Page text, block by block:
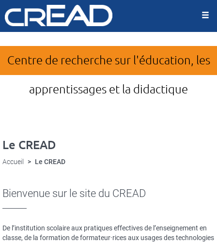
Panneau de gestion des cookies
au
contenu
Centre de recherche sur l'éducation, les
apprentissages et la didactique
Le CREAD
Accueil Le CREAD
Bienvenue sur le site du CREAD
De l’institution scolaire aux pratiques effectives de l’enseignement en
classe, de la formation de formateur·rices aux usages des technologies